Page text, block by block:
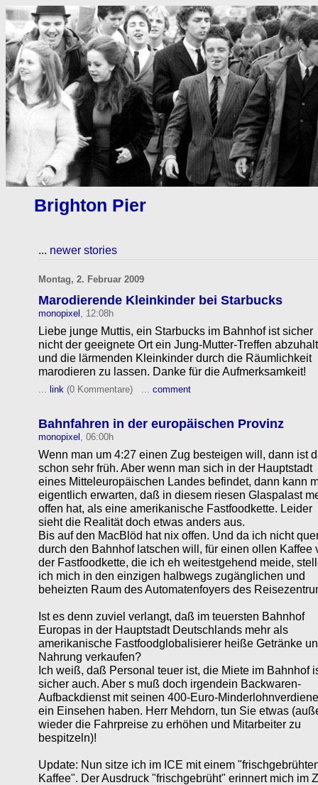
Brighton Pier
... newer stories
Montag, 2. Februar 2009
Marodierende Kleinkinder bei Starbucks
monopixel , 12:08h
Liebe junge Muttis, ein Starbucks im Bahnhof ist sicher
nicht der geeignete Ort ein Jung-Mutter-Treffen
und die lärmenden Kleinkinder durch die Räumlichkeit
marodieren zu lassen. Danke für die Aufmerksamkeit!
... link (0 Kommentare) ... comment
Bahnfahren in der europäischen Provinz
monopixel , 06:00h
Wenn man um 4:27 einen Zug besteigen will, dann ist
schon sehr früh. Aber wenn man sich in der Hauptstadt
eines Mitteleuropäischen Landes befindet, dann kann
eigentlich erwarten, daß in diesem riesen Glaspalast
offen hat, als eine amerikanische Fastfoodkette. Leider
sieht die Realität doch etwas anders aus.
Bis auf den MacBlöd hat nix offen. Und da ich nicht
durch den Bahnhof latschen will, für einen ollen Kaffee
der Fastfoodkette, die ich eh weitestgehend meide,
ich mich in den einzigen halbwegs zugänglichen und
beheizten Raum des Automatenfoyers des
Ist es denn zuviel verlangt, daß im teuersten Bahnhof
Europas in der Hauptstadt Deutschlands mehr als
amerikanische Fastfoodglobalisierer heiße Getränke
Nahrung verkaufen?
Ich weiß, daß Personal teuer ist, die Miete im Bahnhof
sicher auch. Aber s muß doch irgendein Backwaren-
Aufbackdienst mit seinen 400-Euro-
ein Einsehen haben. Herr Mehdorn, tun Sie etwas
wieder die Fahrpreise zu erhöhen und Mitarbeiter zu
bespitzeln)!
Update: Nun sitze ich im ICE mit einem
Kaffee". Der Ausdruck "frischgebrüht" erinnert mich im